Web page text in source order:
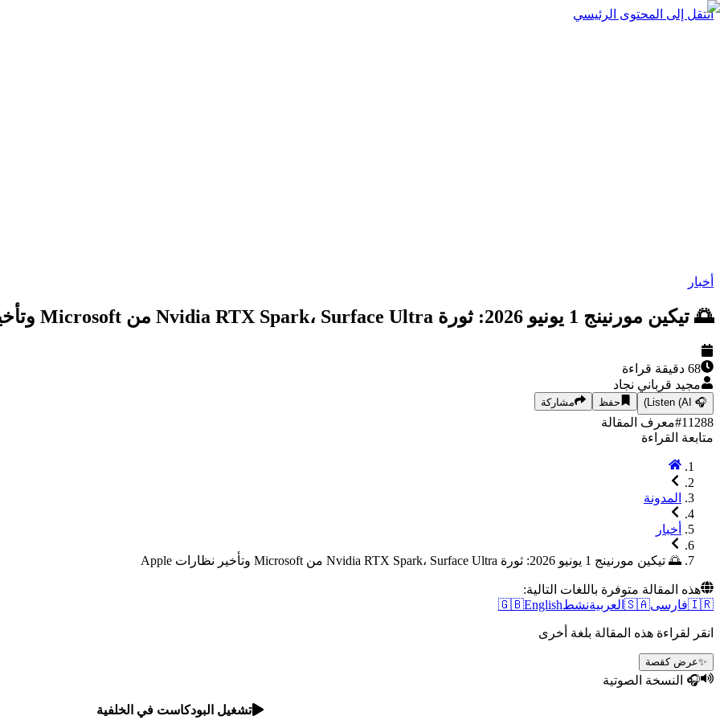
انتقل إلى المحتوى الرئيسي
أخبار
🌅 تيكين مورنينج 1 يونيو 2026: ثورة Nvidia RTX Spark، Surface Ultra من Microsoft وتأخير نظارات Apple
68 دقيقة قراءة
مجيد قرباني نجاد
🎧
Listen (AI) حفظ مشاركة
#11288 معرف المقالة
متابعة القراءة
المدونة
أخبار
🌅 تيكين مورنينج 1 يونيو 2026: ثورة Nvidia RTX Spark، Surface Ultra من Microsoft وتأخير نظارات Apple
هذه المقالة متوفرة باللغات التالية:
🇮🇷فارسی🇸🇦 العربيةنشط 🇬🇧English
انقر لقراءة هذه المقالة بلغة أخرى
✨عرض كقصة
🎧 النسخة الصوتية
تشغيل البودكاست في الخلفية